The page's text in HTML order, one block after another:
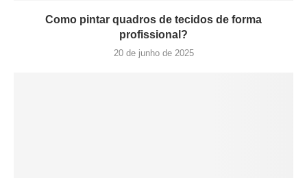
Como pintar quadros de tecidos de forma
profissional?
20 de junho de 2025